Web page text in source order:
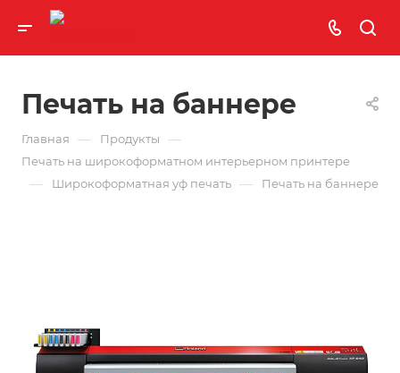
Печать на баннере
Главная — Продукты —
Печать на широкоформатном интерьерном принтере
— Широкоформатная уф печать — Печать на баннере